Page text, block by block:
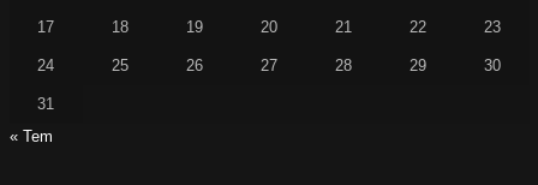
17 18 19 20 21 22 23
24 25 26 27 28 29 30
31
« Tem